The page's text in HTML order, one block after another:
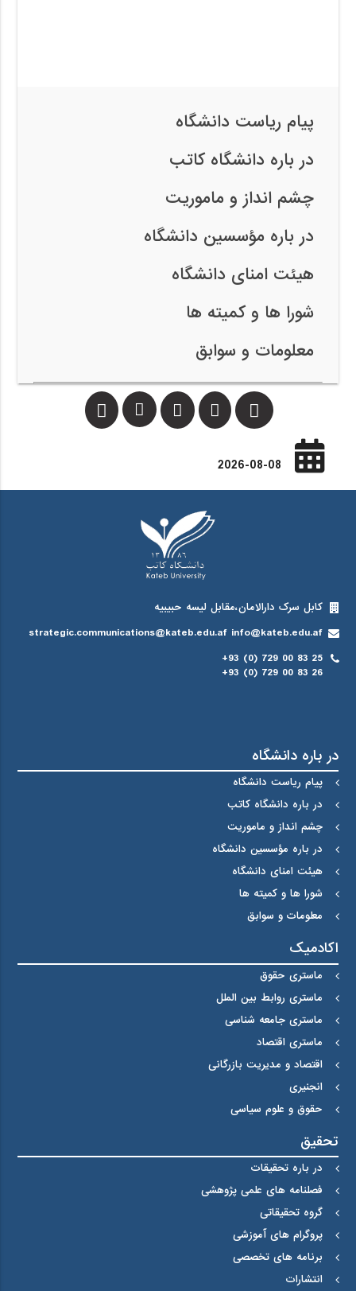
پیام ریاست دانشگاه
در باره دانشگاه کاتب
چشم انداز و ماموریت
در باره مؤسسین دانشگاه
هیئت امنای دانشگاه
شورا ها و کمیته ها
معلومات و سوابق
2026-08-08
کابل سرک دارالامان،مقابل لیسه حبیبیه
strategic.communications@kateb.edu.af info@kateb.edu.af
+93 (0) 729 00 83 25
+93 (0) 729 00 83 26
در باره دانشگاه
پیام ریاست دانشگاه
در باره دانشگاه کاتب
چشم انداز و ماموریت
در باره مؤسسین دانشگاه
هیئت امنای دانشگاه
شورا ها و کمیته ها
معلومات و سوابق
اکادمیک
ماستری حقوق
ماستری روابط بین الملل
ماستری جامعه شناسی
ماستری اقتصاد
اقتصاد و مدیریت بازرگانی
انجنیری
حقوق و علوم سیاسی
تحقیق
در باره تحقیقات
فصلنامه های علمی پژوهشی
گروه تحقیقاتی
پروگرام های آموزشی
برنامه های تخصصی
انتشارات